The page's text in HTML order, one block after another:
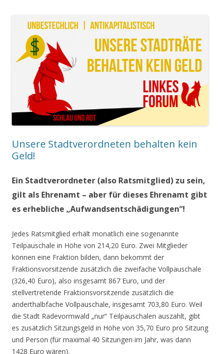
Unsere Stadtverordneten behalten kein
Geld!
Ein Stadtverordneter (also Ratsmitglied) zu sein,
gilt als Ehrenamt – aber für dieses Ehrenamt gibt
es erhebliche „Aufwandsentschädigungen“!
Jedes Ratsmitglied erhält monatlich eine sogenannte
Teilpauschale in Höhe von 214,20 Euro. Zwei Mitglieder
können eine Fraktion bilden, dann bekommt der
Fraktionsvorsitzende zusätzlich die zweifache Vollpauschale
(326,40 Euro), also insgesamt 867 Euro, und der
stellvertretende Fraktionsvorsitzende zusätzlich die
anderthalbfache Vollpauschale, insgesamt 703,80 Euro. Weil
die Stadt Radevormwald „nur“ Teilpauschalen auszahlt, gibt
es zusätzlich Sitzungsgeld in Höhe von 35,70 Euro pro Sitzung
und Person (für maximal 40 Sitzungen im Jahr, was dann
1428 Euro wären).